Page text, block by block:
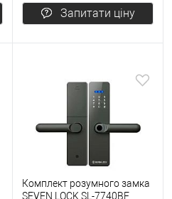
Запитати ціну
Комплект розумного замка
SEVEN LOCK SL-7740BF